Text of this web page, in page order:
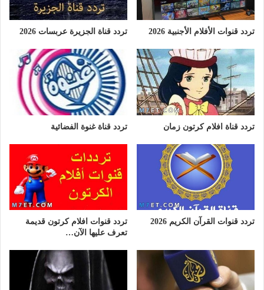
تردد قنوات الأفلام الأجنبية 2026 تردد قناة الجزيرة عربسات 2026
تردد قناة افلام كرتون زمان تردد قناة غنوة الفضائية
تردد قنوات القرآن الكريم 2026
تردد قنوات افلام كرتون قديمة
تعرف عليها الآن…